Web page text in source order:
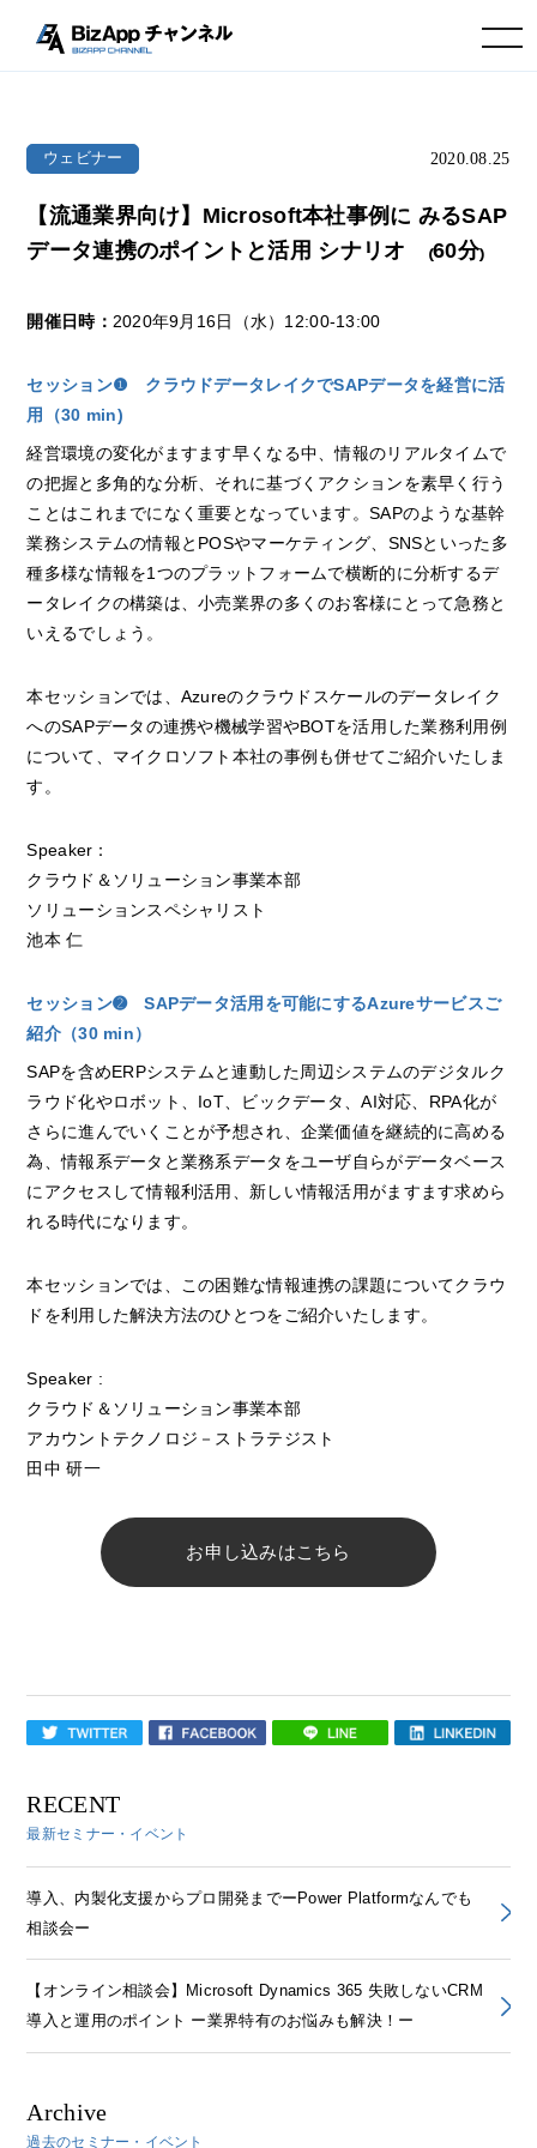
toggle navigation
ウェビナー 2020.08.25
【流通業界向け】Microsoft本社事例に みるSAP
データ連携のポイントと活用 シナリオ ₍60分₎
開催日時： 2020年9月16日（水）12:00-13:00
セッション❶ クラウドデータレイクでSAPデータを経営に活
用（30 min)
経営環境の変化がますます早くなる中、情報のリアルタイムで
の把握と多角的な分析、それに基づくアクションを素早く行う
ことはこれまでになく重要となっています。SAPのような基幹
業務システムの情報とPOSやマーケティング、SNSといった多
種多様な情報を1つのプラットフォームで横断的に分析するデ
ータレイクの構築は、小売業界の多くのお客様にとって急務と
いえるでしょう。
本セッションでは、Azureのクラウドスケールのデータレイク
へのSAPデータの連携や機械学習やBOTを活用した業務利用例
について、マイクロソフト本社の事例も併せてご紹介いたしま
す。
Speaker：
クラウド＆ソリューション事業本部
ソリューションスペシャリスト
池本 仁
セッション➋ SAPデータ活用を可能にするAzureサービスご
紹介（30 min）
SAPを含めERPシステムと連動した周辺システムのデジタルク
ラウド化やロボット、IoT、ビックデータ、AI対応、RPA化が
さらに進んでいくことが予想され、企業価値を継続的に高める
為、情報系データと業務系データをユーザ自らがデータベース
にアクセスして情報利活用、新しい情報活用がますます求めら
れる時代になります。
本セッションでは、この困難な情報連携の課題についてクラウ
ドを利用した解決方法のひとつをご紹介いたします。
Speaker :
クラウド＆ソリューション事業本部
アカウントテクノロジ－ストラテジスト
田中 研一
お申し込みはこちら
RECENT
最新セミナー・イベント
導入、内製化支援からプロ開発までーPower Platformなんでも
相談会ー
【オンライン相談会】Microsoft Dynamics 365 失敗しないCRM
導入と運用のポイント ー業界特有のお悩みも解決！ー
Archive
過去のセミナー・イベント